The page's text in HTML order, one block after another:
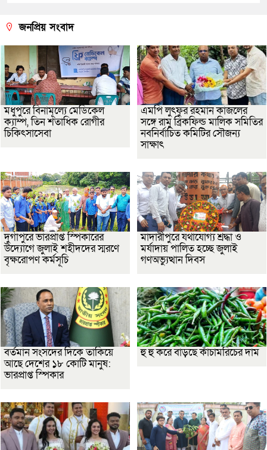
জনপ্রিয় সংবাদ
মধুপুরে বিনামূল্যে মেডিকেল
ক্যাম্প, তিন শতাধিক রোগীর
চিকিৎসাসেবা
এমপি লুৎফুর রহমান কাজলের
সঙ্গে রামু ব্রিকফিল্ড মালিক সমিতির
নবনির্বাচিত কমিটির সৌজন্য
সাক্ষাৎ
দুর্গাপুরে ভারপ্রাপ্ত স্পিকারের
উদ্যোগে জুলাই শহীদদের স্মরণে
বৃক্ষরোপণ কর্মসূচি
মাদারীপুরে যথাযোগ্য শ্রদ্ধা ও
মর্যাদায় পালিত হচ্ছে জুলাই
গণঅভ্যুত্থান দিবস
বর্তমান সংসদের দিকে তাকিয়ে
আছে দেশের ১৮ কোটি মানুষ:
ভারপ্রাপ্ত স্পিকার
হু হু করে বাড়ছে কাঁচামরিচের দাম